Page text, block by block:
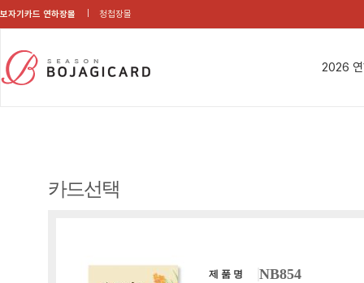
보자기카드 연하장몰 청첩장몰
2026
카드선택
제 품 명 NB854